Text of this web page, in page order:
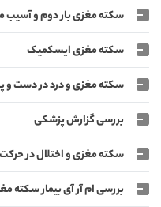
سکته مغزی بار دوم و آسیب
سکته مغزی ایسکمیک
سکته مغزی و درد در دست و
بررسی گزارش پزشکی
سکته مغزی و اختلال در
بررسی ام آر آی بیمار سکته